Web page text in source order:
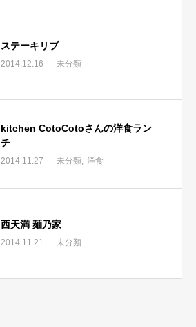
ステーキリブ
2014.12.16 未分類
kitchen CotoCotoさんの洋食ラン
チ
2014.11.27 未分類 洋食
西天満 麺乃家
2014.11.21 未分類